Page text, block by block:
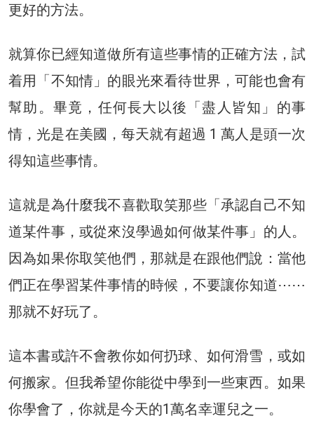
更好的方法。
就算你已經知道做所有這些事情的正確方法，試
着用「不知情」的眼光來看待世界，可能也會有
幫助。畢竟，任何長大以後「盡人皆知」的事
情，光是在美國，每天就有超過 1 萬人是頭一次
得知這些事情。
這就是為什麼我不喜歡取笑那些「承認自己不知
道某件事，或從來沒學過如何做某件事」的人。
因為如果你取笑他們，那就是在跟他們說：當他
們正在學習某件事情的時候，不要讓你知道⋯⋯
那就不好玩了。
這本書或許不會教你如何扔球、如何滑雪，或如
何搬家。但我希望你能從中學到一些東西。如果
你學會了，你就是今天的1萬名幸運兒之一。